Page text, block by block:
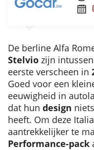

De berline Alfa
Stelvio zijn
eerste verscheen in
Goed voor een
eeuwigheid in
dat hun design
heeft. Om deze
aantrekkelijker te
Performance-pack